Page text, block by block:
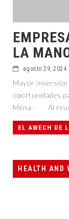
LA
agosto 29, 2024
Mayor inversión
oportunidades
Mena · Al
EL AWECH DE
HEALTH AND